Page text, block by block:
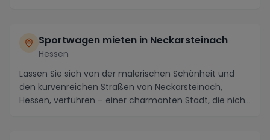
Sportwagen mieten in Neckarsteinach
Hessen
Lassen Sie sich von der malerischen Schönheit und
den kurvenreichen Straßen von Neckarsteinach,
Hessen, verführen – einer charmanten Stadt, die nicht